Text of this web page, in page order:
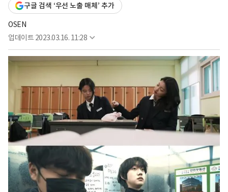
구글 검색 ‘우선 노출 매체’ 추가
OSEN
업데이트 2023.03.16. 11:28